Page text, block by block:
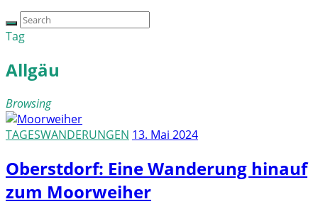
Tag
Allgäu
Browsing
TAGESWANDERUNGEN 13. Mai 2024
Oberstdorf: Eine Wanderung hinauf
zum Moorweiher